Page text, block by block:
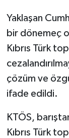
Yaklaşan
bir dönemeç
Kıbrıs Türk
çözüm ve
ifade edildi.
KTÖS,
Kıbrıs Türk